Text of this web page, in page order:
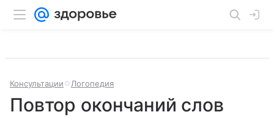
Консультации Логопедия
Повтор окончаний слов